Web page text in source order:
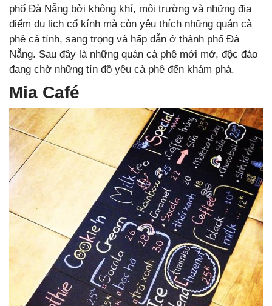
phố Đà Nẵng bởi không khí, môi trường và những địa
điểm du lịch cổ kính mà còn yêu thích những quán cà
phê cá tính, sang trọng và hấp dẫn ở thành phố Đà
Nẵng. Sau đây là những quán cà phê mới mở, độc đáo
đang chờ những tín đồ yêu cà phê đến khám phá.
Mia Café